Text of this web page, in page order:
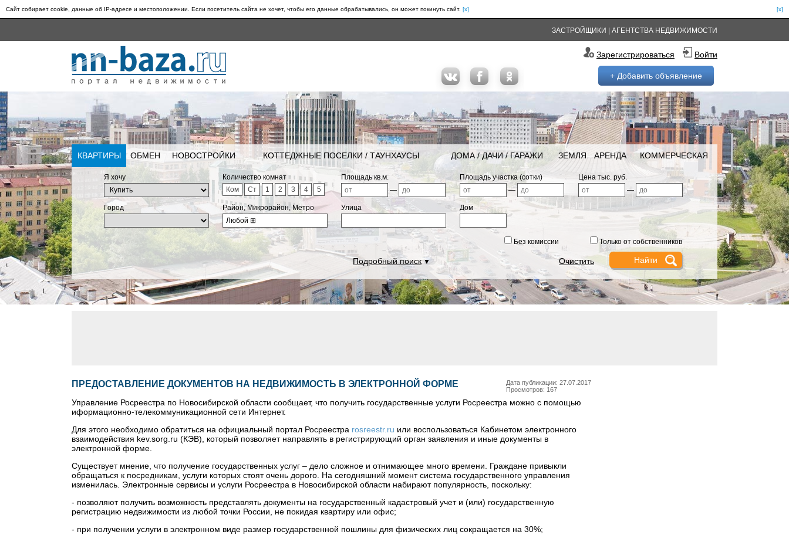
Сайт собирает cookie, данные об IP-адресе и местоположении. Если посетитель сайта не хочет, чтобы его данные обрабатывались, он может покинуть сайт. [x]
[x]
ЗАСТРОЙЩИКИ АГЕНТСТВА НЕДВИЖИМОСТИ
Зарегистрироваться Войти
+ Добавить объявление
КВАРТИРЫ ОБМЕН НОВОСТРОЙКИ КОТТЕДЖНЫЕ ПОСЕЛКИ / ТАУНХАУСЫ ДОМА / ДАЧИ / ГАРАЖИ ЗЕМЛЯ АРЕНДА КОММЕРЧЕСКАЯ
Я хочу
Количество комнат
Ком
Ст 1 2 3 4 5
Площадь кв.м.
—
Площадь участка (сотки)
—
Цена тыс. руб.
—
Город
Район, Микрорайон, Метро
Любой ⊞
Улица Дом
Без комиссии Только от собственников
Подробный поиск▼ Очистить
Дата публикации: 27.07.2017
Просмотров: 167
ПРЕДОСТАВЛЕНИЕ ДОКУМЕНТОВ НА НЕДВИЖИМОСТЬ В ЭЛЕКТРОННОЙ ФОРМЕ
Управление Росреестра по Новосибирской области сообщает, что получить государственные услуги Росреестра можно с помощью
иформационно-телекоммуникационной сети Интернет.
Для этого необходимо обратиться на официальный портал Росреестра rosreestr.ru или воспользоваться Кабинетом электронного
взаимодействия kev.sorg.ru (КЭВ), который позволяет направлять в регистрирующий орган заявления и иные документы в
электронной форме.
Существует мнение, что получение государственных услуг – дело сложное и отнимающее много времени. Граждане привыкли
обращаться к посредникам, услуги которых стоят очень дорого. На сегодняшний момент система государственного управления
изменилась. Электронные сервисы и услуги Росреестра в Новосибирской области набирают популярность, поскольку:
- позволяют получить возможность представлять документы на государственный кадастровый учет и (или) государственную
регистрацию недвижимости из любой точки России, не покидая квартиру или офис;
- при получении услуги в электронном виде размер государственной пошлины для физических лиц сокращается на 30%;